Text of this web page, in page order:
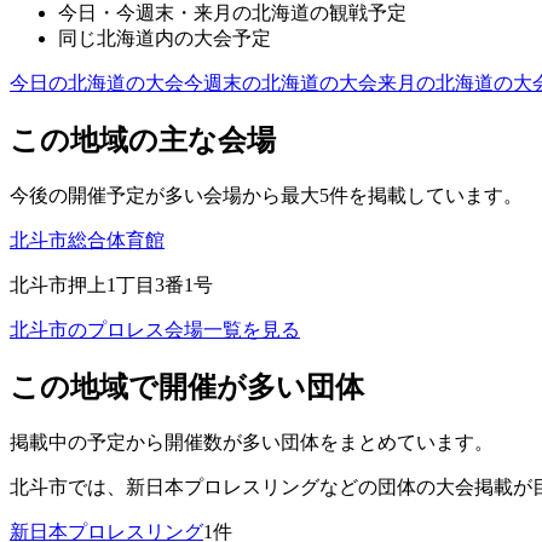
今日・今週末・来月の北海道の観戦予定
同じ北海道内の大会予定
今日の北海道の大会今週末の北海道の大会来月の北海道の大
この地域の主な会場
今後の開催予定が多い会場から最大5件を掲載しています。
北斗市総合体育館
北斗市押上1丁目3番1号
北斗市のプロレス会場一覧を見る
この地域で開催が多い団体
掲載中の予定から開催数が多い団体をまとめています。
北斗市では、 新日本プロレスリングなどの団体の大会掲載が
新日本プロレスリング1件